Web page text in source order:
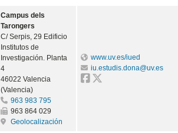
Campus dels
Tarongers
C/ Serpis, 29 Edificio
Institutos de
Investigación. Planta
4
46022 Valencia
(Valencia)
963 983 795
963 864 029
Geolocalización
www.uv.es/iued
iu.estudis.dona@uv.es